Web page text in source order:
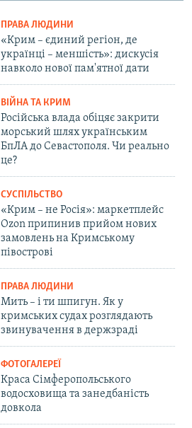
ПРАВА ЛЮДИНИ
«Крим – єдиний регіон, де
українці – меншість»: дискусія
навколо нової пам'ятної дати
ВІЙНА ТА КРИМ
Російська влада обіцяє закрити
морський шлях українським
БпЛА до Севастополя. Чи реально
це?
СУСПІЛЬСТВО
«Крим – не Росія»: маркетплейс
Ozon припинив прийом нових
замовлень на Кримському
півострові
ПРАВА ЛЮДИНИ
Мить – і ти шпигун. Як у
кримських судах розглядають
звинувачення в держзраді
ФОТОГАЛЕРЕЇ
Краса Сімферопольського
водосховища та занедбаність
довкола